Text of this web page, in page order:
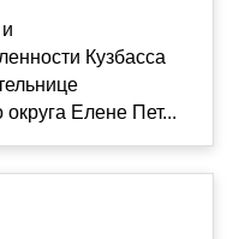
Кузбасса
Елене Пет...